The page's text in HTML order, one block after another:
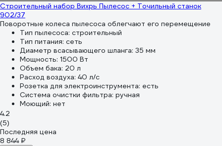
Строительный набор Вихрь Пылесос + Точильный станок
902/37
Поворотные колеса пылесоса облегчают его перемещение
Тип пылесоса: строительный
Тип питания: сеть
Диаметр всасывающего шланга: 35 мм
Мощность: 1500 Вт
Объем бака: 20 л
Расход воздуха: 40 л/с
Розетка для электроинструмента: есть
Система очистки фильтра: ручная
Моющий: нет
4.2
(5)
Последняя цена
8 844 ₽